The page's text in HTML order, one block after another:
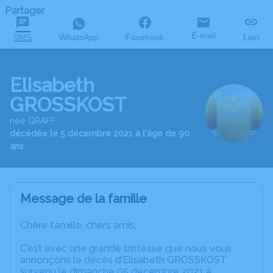
Partager
SMS WhatsApp Facebook E-mail Lien
Elisabeth
GROSSKOST
née GRAFF
décédée le 5 décembre 2021 à l'âge de 90
ans
Message de la famille
Chère famille, chers amis,
C’est avec une grande tristesse que nous vous
annonçons le décès d’Elisabeth GROSSKOST